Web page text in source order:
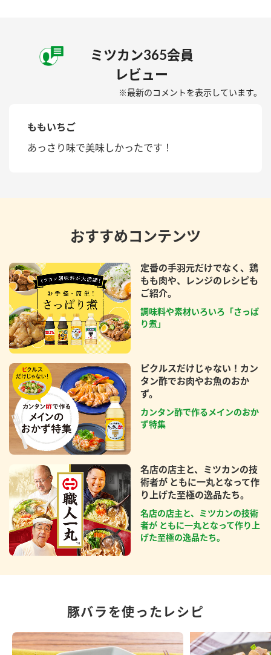
ミツカン365会員
レビュー
※最新のコメントを表示しています。
ももいちご
あっさり味で美味しかったです！
おすすめコンテンツ
定番の手羽元だけでなく、鶏
もも肉や、レンジのレシピも
ご紹介。
調味料や素材いろいろ「さっぱ
り煮」
ピクルスだけじゃない！カン
タン酢でお肉やお魚のおか
ず。
カンタン酢で作るメインのおか
ず特集
名店の店主と、ミツカンの技
術者が ともに一丸となって作
り上げた至極の逸品たち。
名店の店主と、ミツカンの技術
者が ともに一丸となって作り上
げた至極の逸品たち。
豚バラを使ったレシピ